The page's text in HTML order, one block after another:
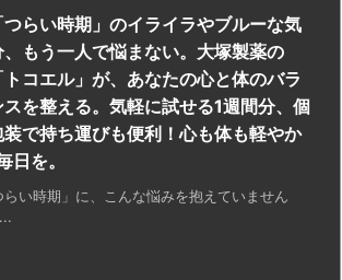
つらい時期」のイライラやブルーな気
、もう一人で悩まない。大塚製薬の
トコエル」が、あなたの心と体のバラ
スを整える。気軽に試せる1週間分、個
装で持ち運びも便利！心も体も軽やか
日を。
い時期」に、こんな悩みを抱えていません